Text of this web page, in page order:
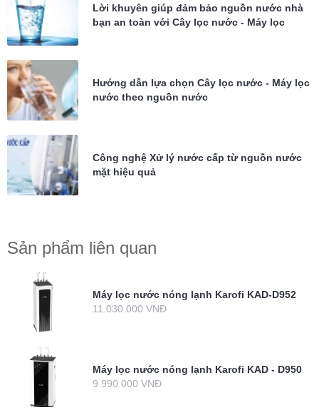
Lời khuyên giúp đảm bảo nguồn nước nhà
bạn an toàn với Cây lọc nước - Máy lọc
Hướng dẫn lựa chọn Cây lọc nước - Máy lọc
nước theo nguồn nước
Công nghệ Xử lý nước cấp từ nguồn nước
mặt hiệu quả
Sản phẩm liên quan
Máy lọc nước nóng lạnh Karofi KAD-D952
11.030.000 VNĐ
Máy lọc nước nóng lạnh Karofi KAD - D950
9.990.000 VNĐ